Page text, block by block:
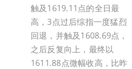
触及1619.11点的全日最
高，3点过后综指一度猛烈
回退，并触及1608.69点，
之后反复向上，最终以
1611.88点微幅收高，比昨